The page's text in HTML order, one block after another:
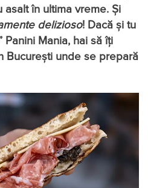
asalt în ultima vreme. Și
delizioso! Dacă și tu
Panini Mania, hai să îți
București unde se prepară